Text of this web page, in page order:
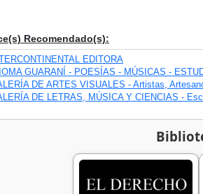
Recomendado(s):
EDITORA
GUARANÍ - POESÍAS - MÚSICAS -
DE ARTES VISUALES - Artistas,
DE LETRAS, MÚSICA Y CIENCIAS -